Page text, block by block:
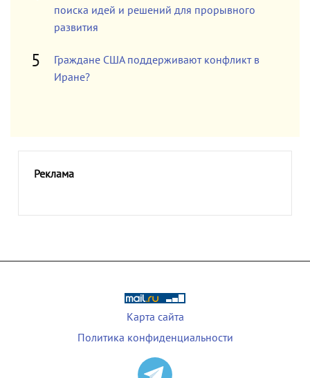
поиска идей и решений для прорывного
развития
Граждане США поддерживают конфликт в
Иране?
Реклама
Карта сайта
Политика конфиденциальности